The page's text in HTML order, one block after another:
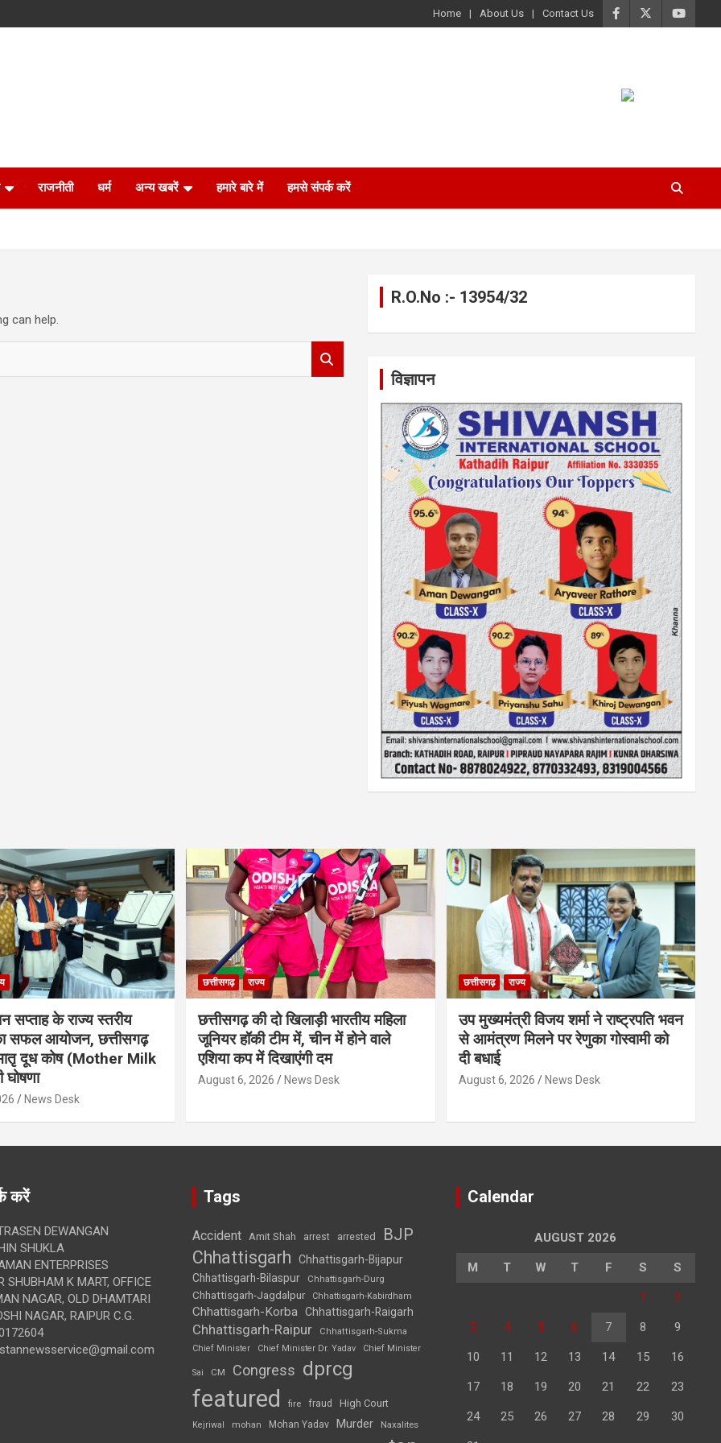
Home About Us Contact Us
राजनीती धर्म अन्य खबरें हमारे बारे में हमसे संपर्क करें
can help.
R.O.No :- 13954/32
विज्ञापन
सप्ताह के राज्य स्तरीय
सफल आयोजन, छत्तीसगढ़
दूध कोष (Mother Milk
News Desk
छत्तीसगढ़ राज्य
छत्तीसगढ़ की दो खिलाड़ी भारतीय महिला
जूनियर हॉकी टीम में, चीन में होने वाले
एशिया कप में दिखाएंगी दम
August 6, 2026 News Desk
छत्तीसगढ़ राज्य
उप मुख्यमंत्री विजय शर्मा ने राष्ट्रपति भवन
से आमंत्रण मिलने पर रेणुका गोस्वामी को
दी बधाई
August 6, 2026 News Desk
करें
DEWANGAN
SHUKLA
ENTERPRISES
SHUBHAM K MART, OFFICE
NAGAR, OLD DHAMTARI
NAGAR, RAIPUR C.G.
Tags
Accident Amit Shah arrest arrested BJP
Chhattisgarh
Chhattisgarh-Bijapur
Chhattisgarh-Bilaspur
Chhattisgarh-Durg
Chhattisgarh-Jagdalpur Chhattisgarh-Kabirdham
Chhattisgarh-Korba Chhattisgarh-Raigarh
Chhattisgarh-Raipur
Chhattisgarh-Sukma
Chief Minister
Chief Minister Dr. Yadav Chief Minister
Sai CM Congress dprcg
featured fire fraud High Court
Kejriwal mohan Mohan Yadav Murder Naxalites
Calendar
AUGUST 2026
M T W T F S S
1 2
3 4 5 6 7 8 9
10 11 12 13 14 15 16
17 18 19 20 21 22 23
24 25 26 27 28 29 30